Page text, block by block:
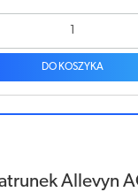
DO KOSZYKA
Allevyn